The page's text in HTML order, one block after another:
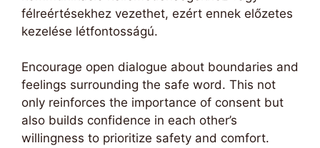
félreértésekhez vezethet, ezért ennek előzetes
kezelése létfontosságú.
Encourage open dialogue about boundaries and
feelings surrounding the safe word. This not
only reinforces the importance of consent but
also builds confidence in each other’s
willingness to prioritize safety and comfort.